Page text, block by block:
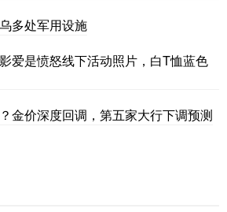
多处军用设施
爱是愤怒线下活动照片，白T恤蓝色
金价深度回调，第五家大行下调预测